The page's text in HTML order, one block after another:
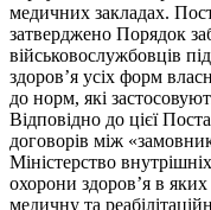
медичних закладах.
затверджено Порядок
військовослужбовців
здоров’я усіх форм
до норм, які
Відповідно до цієї
договорів між
Міністерство
охорони здоров’я в
медичну та